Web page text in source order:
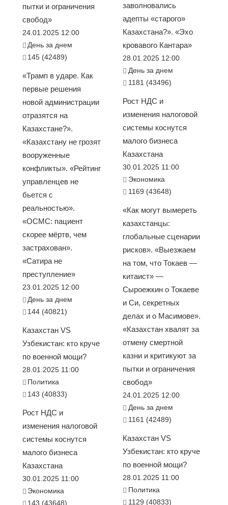
пытки и ограничения
свобод»
24.01.2025 12:00
День за днем
145 (42489)
«Трамп в ударе. Как
первые решения
новой администрации
отразятся на
Казахстане?».
«Казахстану не грозят
вооруженные
конфликты». «Рейтинг
управленцев не
бьется с
реальностью».
«ОСМС: пациент
скорее мёртв, чем
застрахован».
«Сатира не
преступление»
23.01.2025 12:00
День за днем
144 (40821)
Казахстан VS
Узбекистан: кто круче
по военной мощи?
28.01.2025 11:00
Политика
143 (40833)
Рост НДС и
изменения налоговой
системы коснутся
малого бизнеса
Казахстана
30.01.2025 11:00
Экономика
143 (43648)
заволновались
адепты «старого»
Казахстана?». «Эхо
кровавого Кантара»
28.01.2025 12:00
День за днем
1181 (43496)
Рост НДС и
изменения налоговой
системы коснутся
малого бизнеса
Казахстана
30.01.2025 11:00
Экономика
1169 (43648)
«Как могут вымереть
казахстанцы:
глобальные сценарии
рисков». «Выезжаем
на том, что Токаев —
китаист» —
Сыроежкин о Токаеве
и Си, секретных
делах и о Масимове».
«Казахстан хвалят за
отмену смертной
казни и критикуют за
пытки и ограничения
свобод»
24.01.2025 12:00
День за днем
1161 (42489)
Казахстан VS
Узбекистан: кто круче
по военной мощи?
28.01.2025 11:00
Политика
1129 (40833)